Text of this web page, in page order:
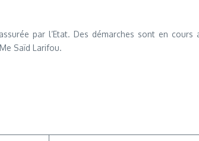
par l’Etat. Des démarches sont en
Saïd Larifou.